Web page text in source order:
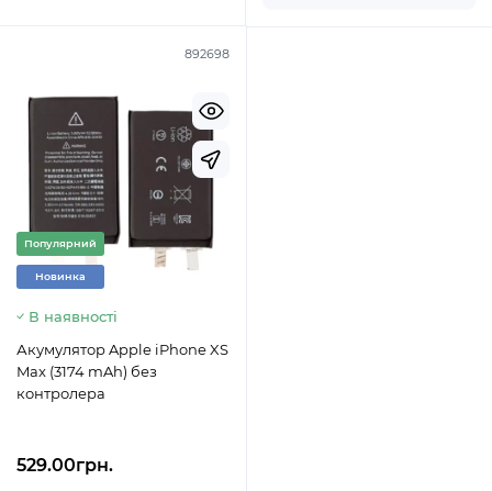
892698
Популярний
Новинка
В наявності
Акумулятор Apple iPhone XS
Max (3174 mAh) без
контролера
529.00грн.